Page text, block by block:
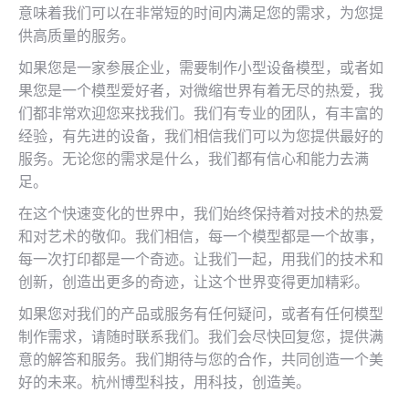
意味着我们可以在非常短的时间内满足您的需求，为您提
供高质量的服务。
如果您是一家参展企业，需要制作小型设备模型，或者如
果您是一个模型爱好者，对微缩世界有着无尽的热爱，我
们都非常欢迎您来找我们。我们有专业的团队，有丰富的
经验，有先进的设备，我们相信我们可以为您提供最好的
服务。无论您的需求是什么，我们都有信心和能力去满
足。
在这个快速变化的世界中，我们始终保持着对技术的热爱
和对艺术的敬仰。我们相信，每一个模型都是一个故事，
每一次打印都是一个奇迹。让我们一起，用我们的技术和
创新，创造出更多的奇迹，让这个世界变得更加精彩。
如果您对我们的产品或服务有任何疑问，或者有任何模型
制作需求，请随时联系我们。我们会尽快回复您，提供满
意的解答和服务。我们期待与您的合作，共同创造一个美
好的未来。杭州博型科技，用科技，创造美。